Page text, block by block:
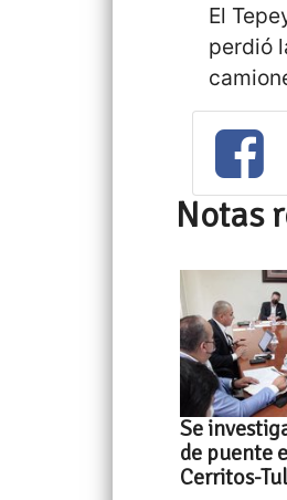
El
perdió
Notas
Se
de puente
Cerritos-